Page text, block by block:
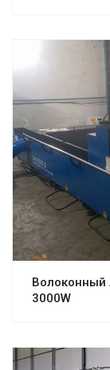
Волоконный
3000W